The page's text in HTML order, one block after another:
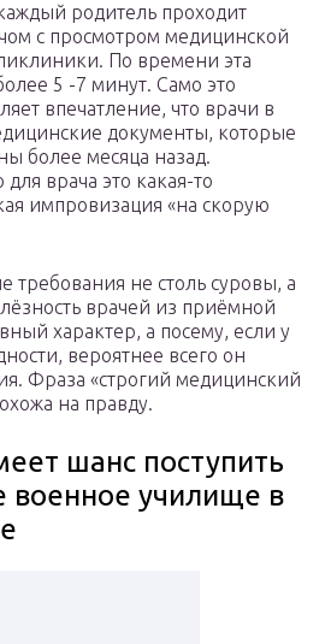
родитель проходит
с просмотром медицинской
По времени эта
5 -7 минут. Само это
впечатление, что врачи в
документы, которые
более месяца назад.
врача это какая-то
импровизация «на скорую
требования не столь суровы, а
врачей из приёмной
характер, а посему, если у
вероятнее всего он
Фраза «строгий медицинский
на правду.
шанс поступить
военное училище в